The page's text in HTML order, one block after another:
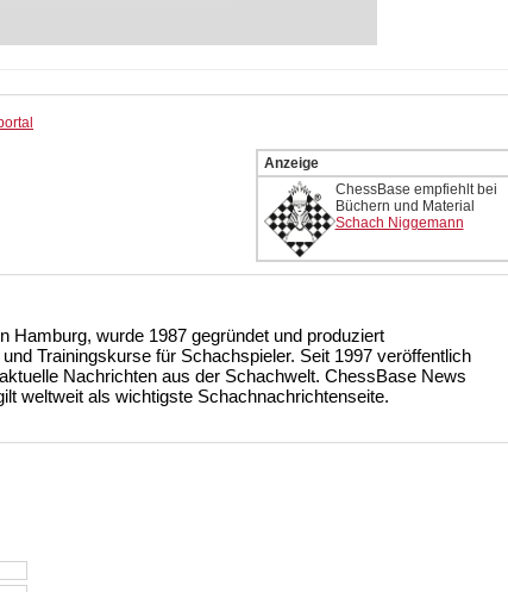
Anzeige
ChessBase empfiehlt bei
Büchern und Material
Schach Niggemann
Hamburg, wurde 1987 gegründet und produziert
Trainingskurse für Schachspieler. Seit 1997 veröffentlich
Nachrichten aus der Schachwelt. ChessBase News
weltweit als wichtigste Schachnachrichtenseite.